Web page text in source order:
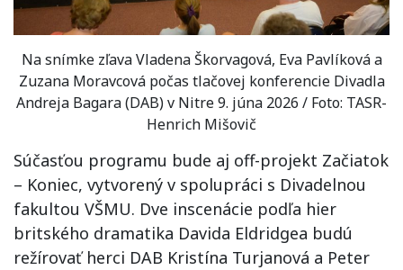
Na snímke zľava Vladena Škorvagová, Eva Pavlíková a
Zuzana Moravcová počas tlačovej konferencie Divadla
Andreja Bagara (DAB) v Nitre 9. júna 2026 / Foto: TASR-
Henrich Mišovič
Súčasťou programu bude aj off-projekt Začiatok
– Koniec, vytvorený v spolupráci s Divadelnou
fakultou VŠMU. Dve inscenácie podľa hier
britského dramatika Davida Eldridgea budú
režírovať herci DAB Kristína Turjanová a Peter